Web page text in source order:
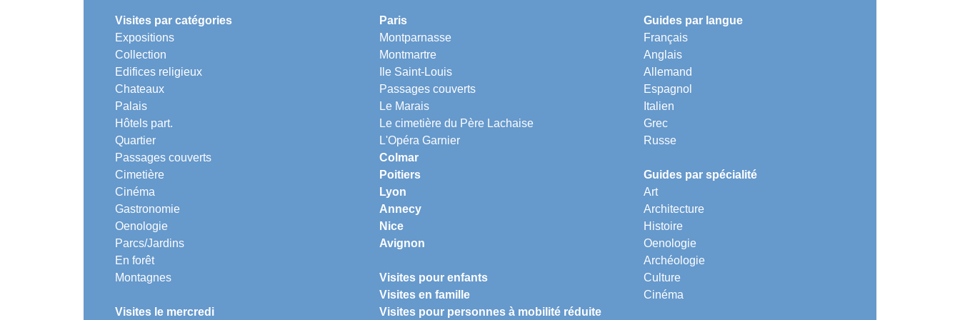
Visites par catégories
Expositions
Collection
Edifices religieux
Chateaux
Palais
Hôtels part.
Quartier
Passages couverts
Cimetière
Cinéma
Gastronomie
Oenologie
Parcs/Jardins
En forêt
Montagnes
Visites le mercredi
Paris
Montparnasse
Montmartre
Ile Saint-Louis
Passages couverts
Le Marais
Le cimetière du Père Lachaise
L'Opéra Garnier
Colmar
Poitiers
Lyon
Annecy
Nice
Avignon
Visites pour enfants
Visites en famille
Visites pour personnes à mobilité réduite
Guides par langue
Français
Anglais
Allemand
Espagnol
Italien
Grec
Russe
Guides par spécialité
Art
Architecture
Histoire
Oenologie
Archéologie
Culture
Cinéma